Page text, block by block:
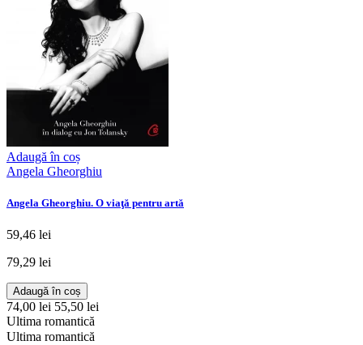
Adaugă în coș
Angela Gheorghiu
Angela Gheorghiu. O viaţă pentru artă
59,46 lei
79,29 lei
Adaugă în coș
74,00 lei 55,50 lei
Ultima romantică
Ultima romantică